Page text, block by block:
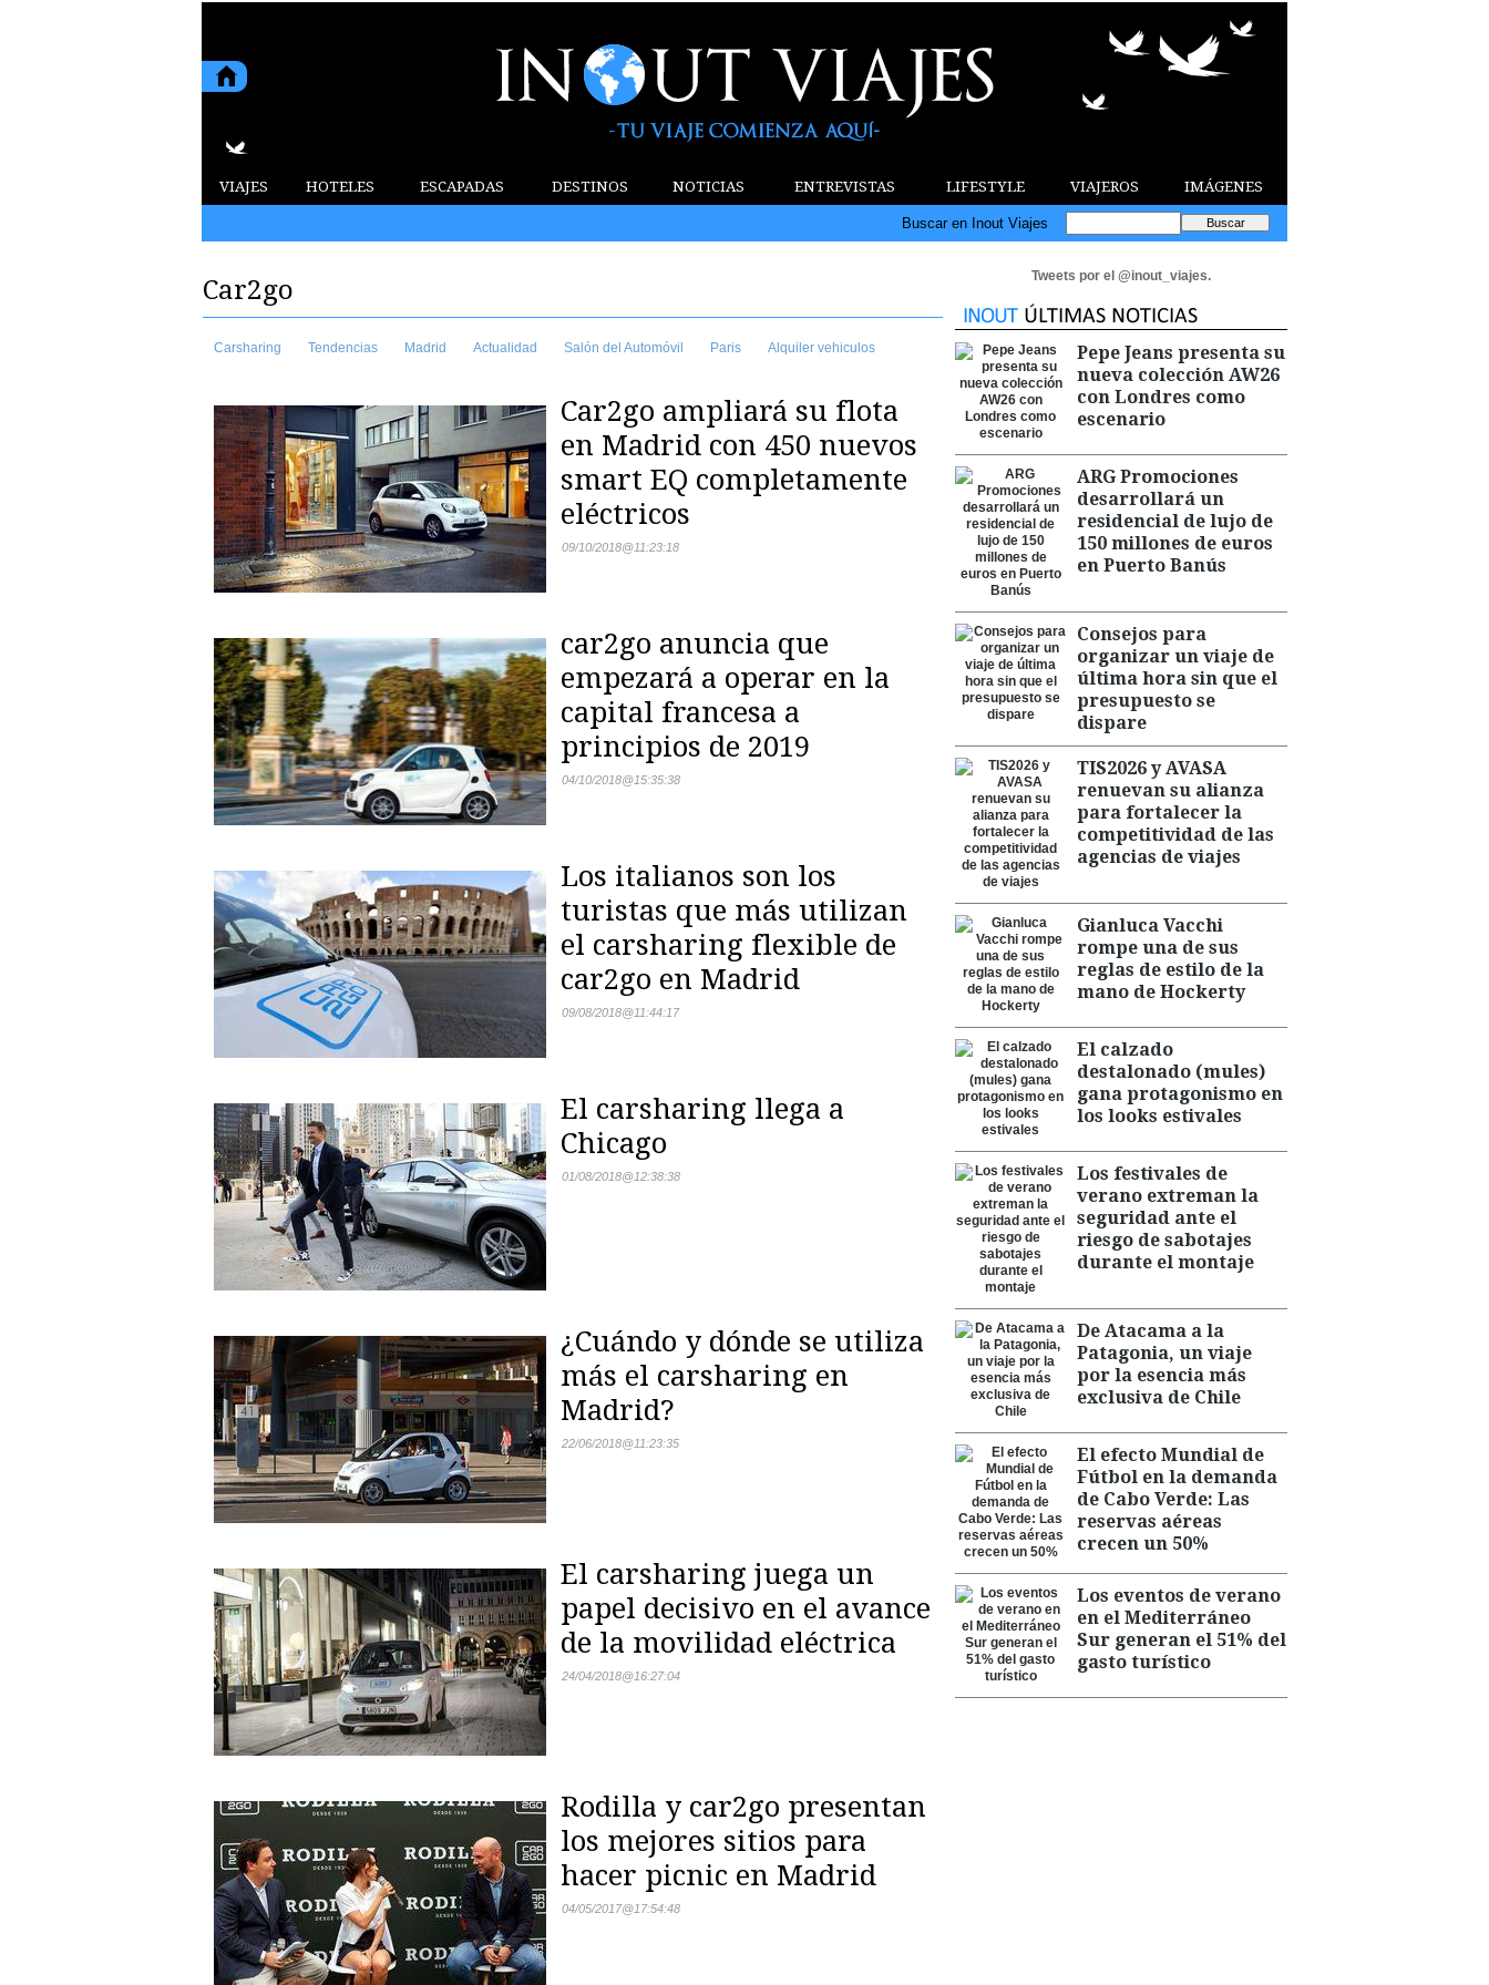
VIAJES HOTELES ESCAPADAS DESTINOS NOTICIAS ENTREVISTAS LIFESTYLE VIAJEROS IMÁGENES
Buscar en Inout Viajes
Car2go
Carsharing Tendencias Madrid Actualidad Salón del Automóvil Paris Alquiler vehiculos
Car2go ampliará su flota
en Madrid con 450 nuevos
smart EQ completamente
eléctricos
09/10/2018@11:23:18
car2go anuncia que
empezará a operar en la
capital francesa a
principios de 2019
04/10/2018@15:35:38
Los italianos son los
turistas que más utilizan
el carsharing flexible de
car2go en Madrid
09/08/2018@11:44:17
El carsharing llega a
Chicago
01/08/2018@12:38:38
¿Cuándo y dónde se utiliza
más el carsharing en
Madrid?
22/06/2018@11:23:35
El carsharing juega un
papel decisivo en el avance
de la movilidad eléctrica
24/04/2018@16:27:04
Rodilla y car2go presentan
los mejores sitios para
hacer picnic en Madrid
04/05/2017@17:54:48
Tweets por el @inout_viajes.
Pepe Jeans presenta su
nueva colección AW26
con Londres como
escenario
ARG Promociones
desarrollará un
residencial de lujo de
150 millones de euros
en Puerto Banús
Consejos para
organizar un viaje de
última hora sin que el
presupuesto se
dispare
TIS2026 y AVASA
renuevan su alianza
para fortalecer la
competitividad de las
agencias de viajes
Gianluca Vacchi
rompe una de sus
reglas de estilo de la
mano de Hockerty
El calzado
destalonado (mules)
gana protagonismo en
los looks estivales
Los festivales de
verano extreman la
seguridad ante el
riesgo de sabotajes
durante el montaje
De Atacama a la
Patagonia, un viaje
por la esencia más
exclusiva de Chile
El efecto Mundial de
Fútbol en la demanda
de Cabo Verde: Las
reservas aéreas
crecen un 50%
Los eventos de verano
en el Mediterráneo
Sur generan el 51% del
gasto turístico